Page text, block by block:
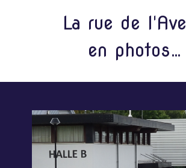
La rue de
en photos…